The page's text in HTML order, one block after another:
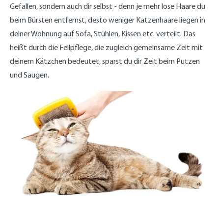
Gefallen, sondern auch dir selbst - denn je mehr lose Haare du
beim Bürsten entfernst, desto weniger Katzenhaare liegen in
deiner Wohnung auf Sofa, Stühlen, Kissen etc. verteilt. Das
heißt durch die Fellpflege, die zugleich gemeinsame Zeit mit
deinem Kätzchen bedeutet, sparst du dir Zeit beim Putzen
und Saugen.